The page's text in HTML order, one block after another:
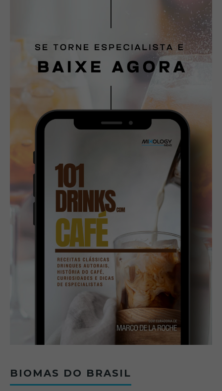
BIOMAS DO BRASIL